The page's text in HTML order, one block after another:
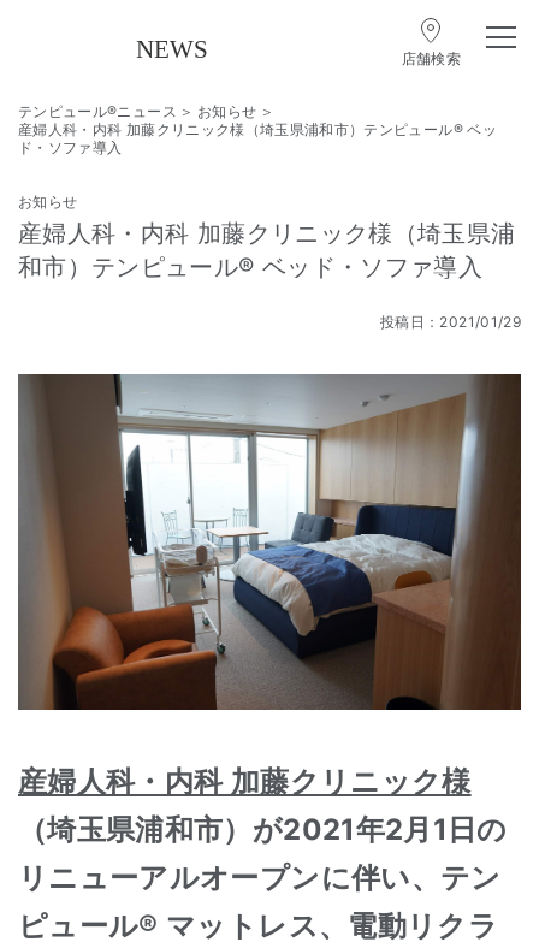
店舗検索
テンピュール®ニュース
お知らせ
産婦人科・内科 加藤クリニック様（埼玉県浦和市）テンピュール® ベッ
ド・ソファ導入
お知らせ
産婦人科・内科 加藤クリニック様（埼玉県浦
和市）テンピュール® ベッド・ソファ導入
投稿日：2021/01/29
産婦人科・内科 加藤クリニック様
（埼玉県浦和市）が2021年2月1日の
リニューアルオープンに伴い、テン
ピュール® マットレス、電動リクラ